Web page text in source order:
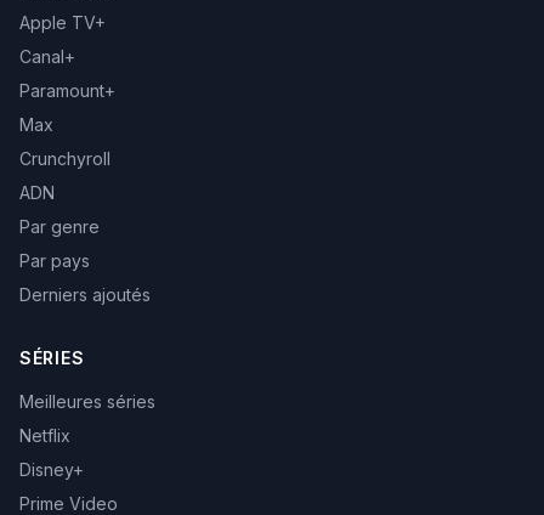
Apple TV+
Canal+
Paramount+
Max
Crunchyroll
ADN
Par genre
Par pays
Derniers ajoutés
SÉRIES
Meilleures séries
Netflix
Disney+
Prime Video